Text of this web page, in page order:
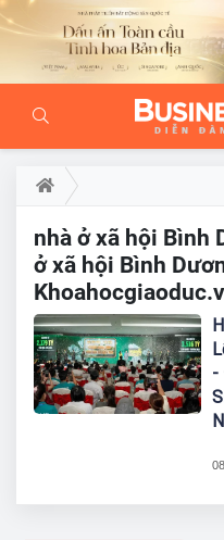
nhà ở xã hội Bình
ở xã hội Bình
-